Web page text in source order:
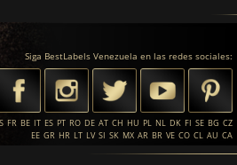
Siga BestLabels Venezuela en las redes sociales:
FR BE IT ES PT RO DE AT CH HU PL NL DK FI SE BG CZ
EE GR HR LT LV SI SK MX AR BR VE CO CL AU CA